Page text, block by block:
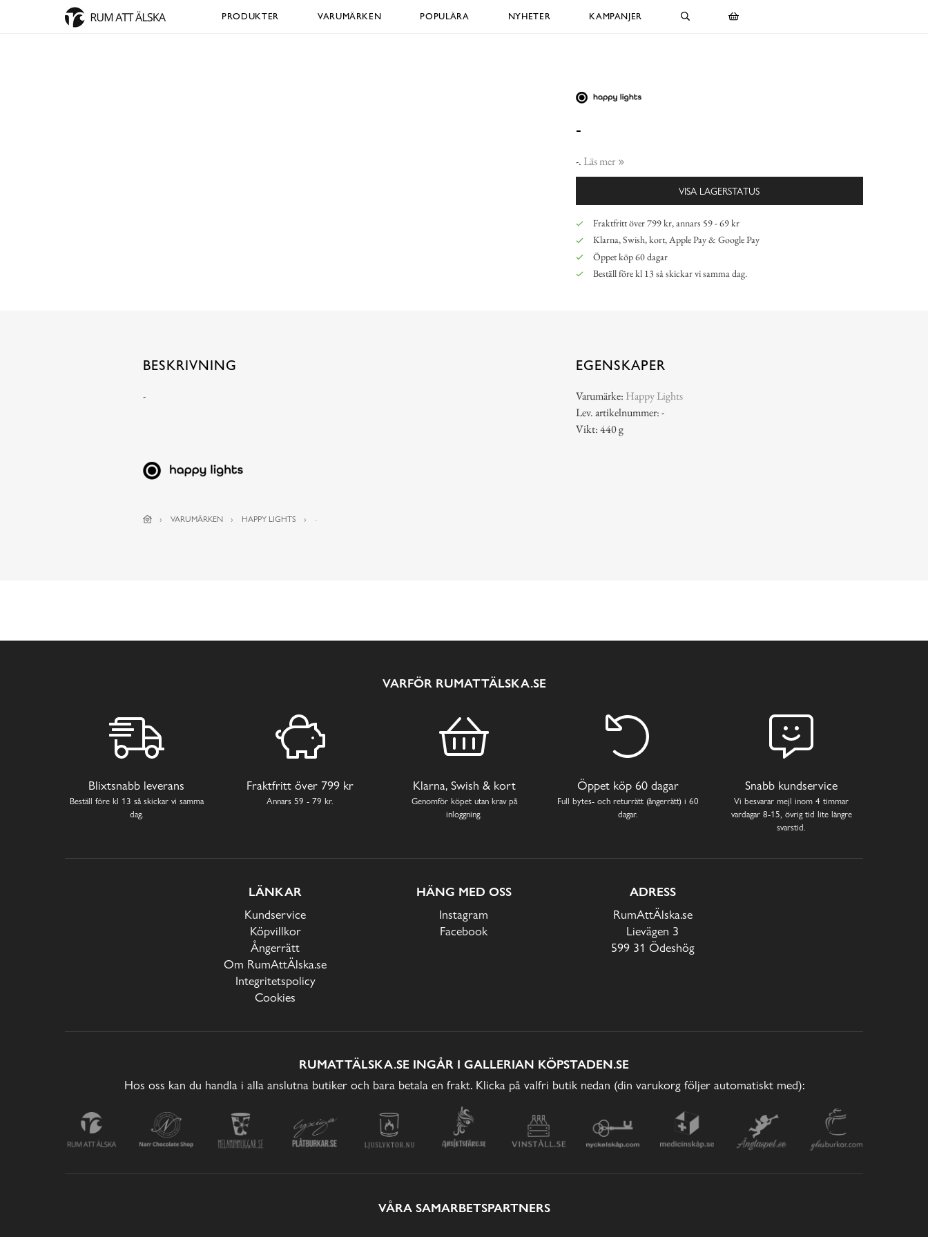
PRODUKTER VARUMÄRKEN POPULÄRA NYHETER KAMPANJER
-
-. Läs mer
VISA LAGERSTATUS
Fraktfritt över 799 kr, annars 59 - 69 kr
Klarna, Swish, kort, Apple Pay & Google Pay
Öppet köp 60 dagar
Beställ före kl 13 så skickar vi samma dag.
BESKRIVNING
-
EGENSKAPER
Varumärke: Happy Lights
Lev. artikelnummer: -
Vikt: 440 g
VARUMÄRKEN HAPPY LIGHTS -
VARFÖR RUMATTÄLSKA.SE
Blixtsnabb leverans
Beställ före kl 13 så skickar vi samma
dag.
Fraktfritt över 799 kr
Annars 59 - 79 kr.
Klarna, Swish & kort
Genomför köpet utan krav på
inloggning.
Öppet köp 60 dagar
Full bytes- och returrätt (ångerrätt) i 60
dagar.
Snabb kundservice
Vi besvarar mejl inom 4 timmar
vardagar 8-15, övrig tid lite längre
svarstid.
LÄNKAR
Kundservice
Köpvillkor
Ångerrätt
Om RumAttÄlska.se
Integritetspolicy
Cookies
HÄNG MED OSS
Instagram
Facebook
ADRESS
RumAttÄlska.se
Lievägen 3
599 31 Ödeshög
RUMATTÄLSKA.SE INGÅR I GALLERIAN KÖPSTADEN.SE
Hos oss kan du handla i alla anslutna butiker och bara betala en frakt. Klicka på valfri butik nedan (din varukorg följer automatiskt med):
VÅRA SAMARBETSPARTNERS